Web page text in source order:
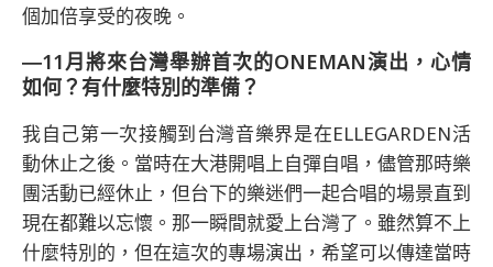
個加倍享受的夜晚。
―11月將來台灣舉辦首次的ONEMAN演出，心情
如何？有什麼特別的準備？
我自己第一次接觸到台灣音樂界是在ELLEGARDEN活
動休止之後。當時在大港開唱上自彈自唱，儘管那時樂
團活動已經休止，但台下的樂迷們一起合唱的場景直到
現在都難以忘懷。那一瞬間就愛上台灣了。雖然算不上
什麼特別的，但在這次的專場演出，希望可以傳達當時